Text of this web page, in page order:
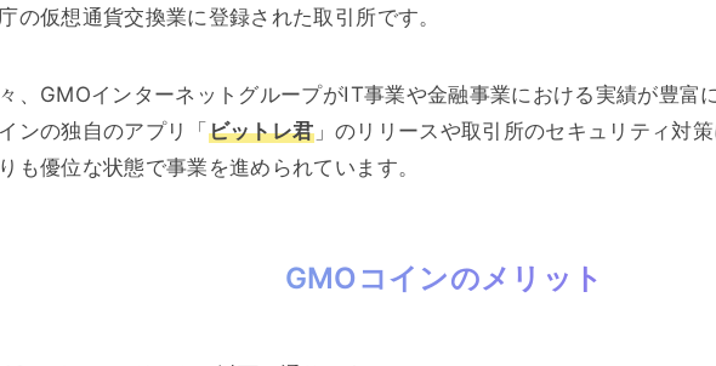
の仮想通貨交換業に登録された取引所です。
、GMOインターネットグループがIT事業や金融事業における実績が豊富
ンの独自のアプリ「ビットレ君」のリリースや取引所のセキュリティ対
も優位な状態で事業を進められています。
GMOコインのメリット